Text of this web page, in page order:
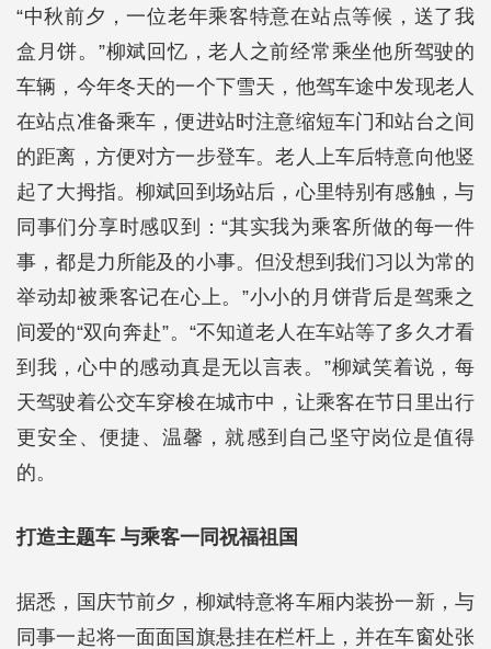
“中秋前夕，一位老年乘客特意在站点等候，送了我
盒月饼。”柳斌回忆，老人之前经常乘坐他所驾驶的
车辆，今年冬天的一个下雪天，他驾车途中发现老人
在站点准备乘车，便进站时注意缩短车门和站台之间
的距离，方便对方一步登车。老人上车后特意向他竖
起了大拇指。柳斌回到场站后，心里特别有感触，与
同事们分享时感叹到：“其实我为乘客所做的每一件
事，都是力所能及的小事。但没想到我们习以为常的
举动却被乘客记在心上。”小小的月饼背后是驾乘之
间爱的“双向奔赴”。“不知道老人在车站等了多久才看
到我，心中的感动真是无以言表。”柳斌笑着说，每
天驾驶着公交车穿梭在城市中，让乘客在节日里出行
更安全、便捷、温馨，就感到自己坚守岗位是值得
的。
打造主题车 与乘客一同祝福祖国
据悉，国庆节前夕，柳斌特意将车厢内装扮一新，与
同事一起将一面面国旗悬挂在栏杆上，并在车窗处张